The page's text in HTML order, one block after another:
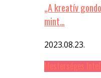
„A kreatív
mint…
2023.08.23.